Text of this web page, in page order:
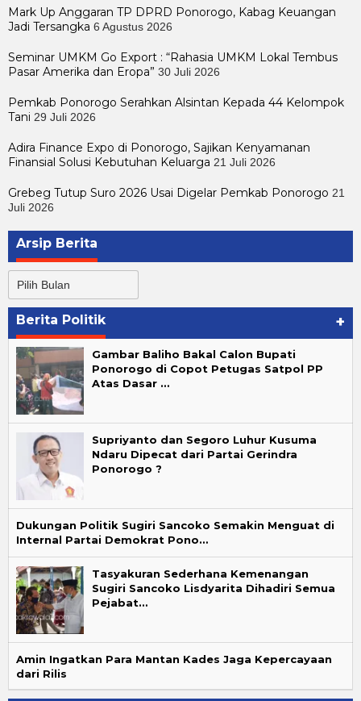
Mark Up Anggaran TP DPRD Ponorogo, Kabag Keuangan
Jadi Tersangka 6 Agustus 2026
Seminar UMKM Go Export : “Rahasia UMKM Lokal Tembus
Pasar Amerika dan Eropa” 30 Juli 2026
Pemkab Ponorogo Serahkan Alsintan Kepada 44 Kelompok
Tani 29 Juli 2026
Adira Finance Expo di Ponorogo, Sajikan Kenyamanan
Finansial Solusi Kebutuhan Keluarga 21 Juli 2026
Grebeg Tutup Suro 2026 Usai Digelar Pemkab Ponorogo 21
Juli 2026
Arsip Berita
Berita
Berita Politik +
Gambar Baliho Bakal Calon Bupati
Ponorogo di Copot Petugas Satpol PP
Atas Dasar …
Supriyanto dan Segoro Luhur Kusuma
Ndaru Dipecat dari Partai Gerindra
Ponorogo ?
Dukungan Politik Sugiri Sancoko Semakin Menguat di
Internal Partai Demokrat Pono…
Tasyakuran Sederhana Kemenangan
Sugiri Sancoko Lisdyarita Dihadiri Semua
Pejabat…
Amin Ingatkan Para Mantan Kades Jaga Kepercayaan
dari Rilis